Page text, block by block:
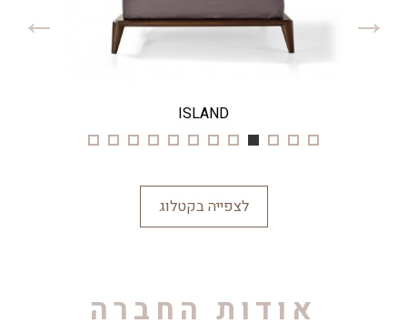
ISLAND
לצפייה בקטלוג
אודות החברה